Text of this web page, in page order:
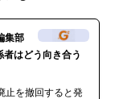
集部
はどう向き合う
止を撤回すると発